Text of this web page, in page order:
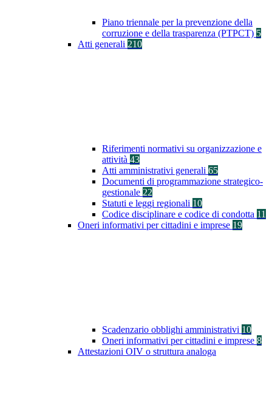
Piano triennale per la prevenzione della
corruzione e della trasparenza (PTPCT) 5
Atti generali 210
Riferimenti normativi su organizzazione e
attività 43
Atti amministrativi generali 65
Documenti di programmazione strategico-
gestionale 22
Statuti e leggi regionali 10
Codice disciplinare e codice di condotta 11
Oneri informativi per cittadini e imprese 19
Scadenzario obblighi amministrativi 10
Oneri informativi per cittadini e imprese 8
Attestazioni OIV o struttura analoga